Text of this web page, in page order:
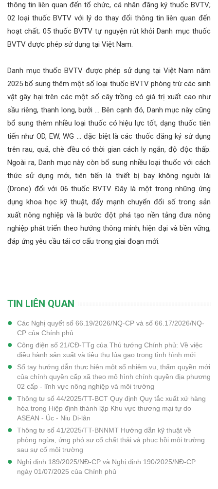
thông tin liên quan đến tổ chức, cá nhân đăng ký thuốc BVTV;
02 loại thuốc BVTV với lý do thay đổi thông tin liên quan đến
hoạt chất; 05 thuốc BVTV tự nguyện rút khỏi Danh mục thuốc
BVTV được phép sử dụng tại Việt Nam.
Danh mục thuốc BVTV được phép sử dụng tại Việt Nam năm
2025 bổ sung thêm một số loại thuốc BVTV phòng trừ các sinh
vật gây hại trên các một số cây trồng có giá trị xuất cao như
sầu riêng, thanh long, bưởi … Bên cạnh đó, Danh mục này cũng
bổ sung thêm nhiều loại thuốc có hiệu lực tốt, dạng thuốc tiên
tiến như OD, EW, WG … đặc biệt là các thuốc đăng ký sử dụng
trên rau, quả, chè đều có thời gian cách ly ngắn, độ độc thấp.
Ngoài ra, Danh mục này còn bổ sung nhiều loại thuốc với cách
thức sử dụng mới, tiên tiến là thiết bị bay không người lái
(Drone) đối với 06 thuốc BVTV. Đây là một trong những ứng
dụng khoa học kỹ thuật, đẩy mạnh chuyển đổi số trong sản
xuất nông nghiệp và là bước đột phá tạo nền tảng đưa nông
nghiệp phát triển theo hướng thông minh, hiện đại và bền vững,
đáp ứng yêu cầu tái cơ cấu trong giai đoạn mới.
TIN LIÊN QUAN
Các Nghị quyết số 66.19/2026/NQ-CP và số 66.17/2026/NQ-
CP của Chính phủ
Công điện số 21/CĐ-TTg của Thủ tướng Chính phủ: Về việc
điều hành sản xuất và tiêu thụ lúa gạo trong tình hình mới
Sổ tay hướng dẫn thực hiện một số nhiệm vụ, thẩm quyền mới
của chính quyền cấp xã theo mô hình chính quyền địa phương
02 cấp - lĩnh vực nông nghiệp và môi trường
Thông tư số 44/2025/TT-BCT Quy định Quy tắc xuất xứ hàng
hóa trong Hiệp định thành lập Khu vực thương mại tự do
ASEAN - Úc - Niu Di-lân
Thông tư số 41/2025/TT-BNNMT Hướng dẫn kỹ thuật về
phòng ngừa, ứng phó sự cố chất thải và phục hồi môi trường
sau sự cố môi trường
Nghị định 189/2025/NĐ-CP và Nghị định 190/2025/NĐ-CP
ngày 01/07/2025 của Chính phủ